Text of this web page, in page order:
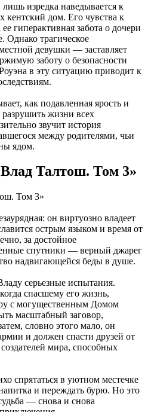
изредка наведывается к
кентский дом. Его чувства к
гиперактивная забота о дочери
Однако трагическое
девушки — заставляет
заботу о безопасности
в эту ситуацию приводит к
как подавленная ярость и
жизни всех
звучит история
между родителями, чьи
ядом.
Талтош. Том 3»
он виртуозно владеет
острым языком и время от
за достойное
спутники — верный джарег
надвигающейся беды в душе.
серьезные испытания.
спасшему его жизнь,
с могущественным Домом
масштабный заговор,
словно этого мало, он
и должен спасти друзей от
мира, способных
спрятаться в уютном местечке
и переждать бурю. Но это
— снова и снова